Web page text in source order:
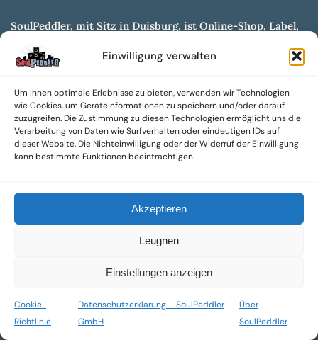
Einwilligung verwalten
Um Ihnen optimale Erlebnisse zu bieten, verwenden wir Technologien
wie Cookies, um Geräteinformationen zu speichern und/oder darauf
zuzugreifen. Die Zustimmung zu diesen Technologien ermöglicht uns die
Verarbeitung von Daten wie Surfverhalten oder eindeutigen IDs auf
dieser Website. Die Nichteinwilligung oder der Widerruf der Einwilligung
kann bestimmte Funktionen beeinträchtigen.
Akzeptieren
Leugnen
Einstellungen anzeigen
Cookie-
Richtlinie
Datenschutzerklärung – SoulPeddler
GmbH
Über
SoulPeddler
SoulPeddler, mit Sitz in Duisburg, ist Online-Shop, Label,
entwickelt aus dem SoulPeddler Vinyl-Presswerk und
unserer Online-Gig-Plattform.
Wir bieten eine breite Auswahl an sowohl hochgradig
sammelwürdigen als auch Mainstream-Titeln und -Formaten auf
Vinyl, CD und weiteren Medien.
Sowohl neue als auch gebrauchte, nach Zustand bewertete
Wir setzen uns leidenschaftlich für unabhängige Künstler und
Labels ein und bieten hochwertige, maßgeschneiderte Lösungen
aus über 30 Jahren Erfahrung in der Musikindustrie.
SoulPeddler Mailorder, Records & Vinyl Production – DUBOX –
Nettirock – Nice Guy Records – MOVA Museum of Vinyl Arts
© 2025 SoulPeddler GmbH®